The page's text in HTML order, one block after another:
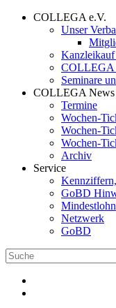
COLLEGA e.V.
Unser
COLLEGA
Seminare
COLLEGA News
Termine
Wochen-
Wochen-
Wochen-
Archiv
Service
GoBD
Netzwerk
GoBD